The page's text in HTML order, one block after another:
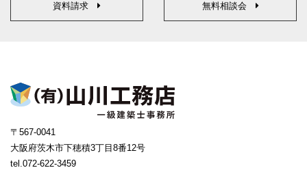
資料請求 無料相談会
〒567-0041
大阪府茨木市下穂積3丁目8番12号
tel.072-622-3459